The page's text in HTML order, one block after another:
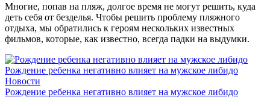
Многие, попав на пляж, долгое время не могут решить, куда
деть себя от безделья. Чтобы решить проблему пляжного
отдыха, мы обратились к героям нескольких известных
фильмов, которые, как известно, всегда падки на выдумки.
Рождение ребенка негативно влияет на мужское либидо
Новости
Рождение ребенка негативно влияет на мужское либидо